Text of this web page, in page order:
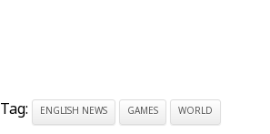
Tag: ENGLISH NEWS GAMES WORLD